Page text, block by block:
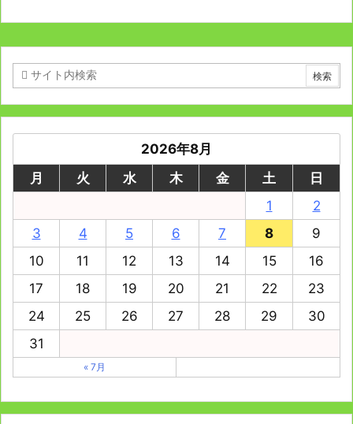
2026年8月
月
火 水 木 金 土
日
1
2
3
4 5 6 7 8
9
10
11 12 13 14 15
16
17
18 19 20 21 22
23
24
25 26 27 28 29
30
31
« 7月